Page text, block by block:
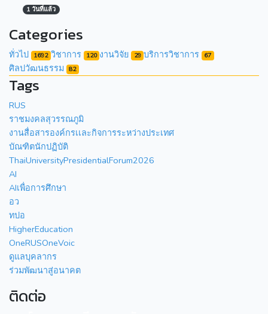
1 วันที่แล้ว
Categories
ทั่วไป 1692 วิชาการ 120 งานวิจัย 29 บริการวิชาการ 67
ศิลปวัฒนธรรม 82
Tags
RUS
ราชมงคลสุวรรณภูมิ
งานสื่อสารองค์กรเเละกิจการระหว่างประเทศ
บัณฑิตนักปฏิบัติ
ThaiUniversityPresidentialForum2026
AI
AIเพื่อการศึกษา
อว
ทปอ
HigherEducation
OneRUSOneVoic
ดูแลบุคลากร
ร่วมพัฒนาสู่อนาคต
ติดต่อ